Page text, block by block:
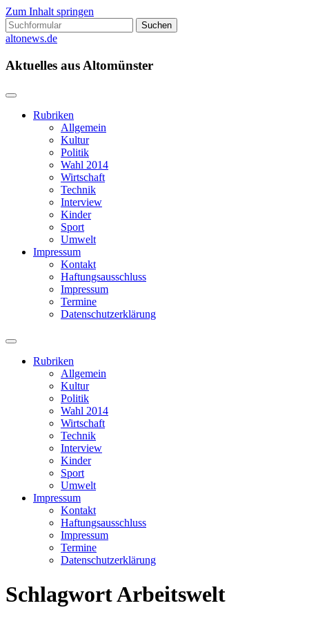
Zum Inhalt springen
Suchen
nach:
altonews.de
Aktuelles aus Altomünster
Rubriken
Allgemein
Kultur
Politik
Wahl 2014
Wirtschaft
Technik
Interview
Kinder
Sport
Umwelt
Impressum
Kontakt
Haftungsausschluss
Impressum
Termine
Datenschutzerklärung
Suchfeld
ein-/ausblenden
Rubriken
Allgemein
Kultur
Politik
Wahl 2014
Wirtschaft
Technik
Interview
Kinder
Sport
Umwelt
Impressum
Kontakt
Haftungsausschluss
Impressum
Termine
Datenschutzerklärung
SchlagwortArbeitswelt